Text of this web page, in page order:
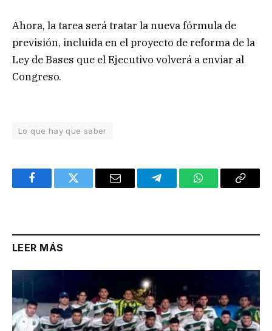
Ahora, la tarea será tratar la nueva fórmula de
previsión, incluida en el proyecto de reforma de la
Ley de Bases que el Ejecutivo volverá a enviar al
Congreso.
Lo que hay que saber
FacebookTwitter Email TelegramWhatsAppCopy
LEER MÁS